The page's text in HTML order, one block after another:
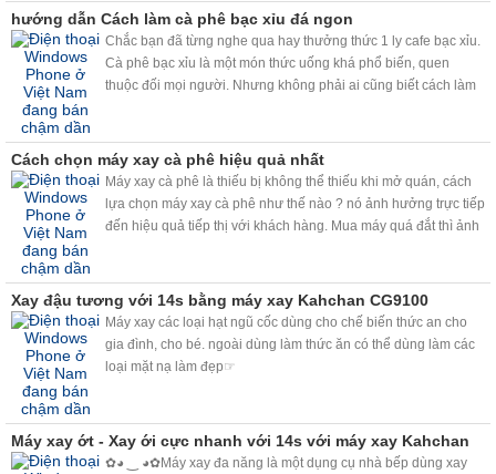
hướng dẫn Cách làm cà phê bạc xỉu đá ngon
Chắc bạn đã từng nghe qua hay thưởng thức 1 ly cafe bạc xỉu.
Cà phê bạc xỉu là một món thức uống khá phổ biến, quen
thuộc đối mọi người. Nhưng không phải ai cũng biết cách làm
ly cafe bac xỉu ngon như ý.
Cách chọn máy xay cà phê hiệu quả nhất
Máy xay cà phê là thiếu bị không thể thiếu khi mở quán, cách
lựa chọn máy xay cà phê như thế nào ? nó ảnh hưởng trực tiếp
đến hiệu quả tiếp thị với khách hàng. Mua máy quá đắt thì ảnh
Xay đậu tương với 14s bằng máy xay Kahchan CG9100
Máy xay các loại hạt ngũ cốc dùng cho chế biến thức an cho
gia đình, cho bé. ngoài dùng làm thức ăn có thể dùng làm các
loại mặt nạ làm đẹp☞
Máy xay ớt - Xay ới cực nhanh với 14s với máy xay Kahchan
✿◕ ‿ ◕✿Máy xay đa năng là một dụng cụ nhà bếp dùng xay